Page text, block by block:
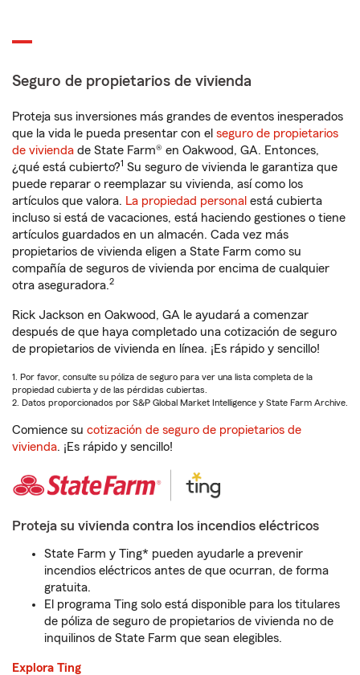
Seguro de propietarios de vivienda
Proteja sus inversiones más grandes de eventos inesperados
que la vida le pueda presentar con el seguro de propietarios
de vivienda de State Farm® en Oakwood, GA. Entonces,
¿qué está cubierto?1 Su seguro de vivienda le garantiza que
puede reparar o reemplazar su vivienda, así como los
artículos que valora. La propiedad personal está cubierta
incluso si está de vacaciones, está haciendo gestiones o tiene
artículos guardados en un almacén. Cada vez más
propietarios de vivienda eligen a State Farm como su
compañía de seguros de vivienda por encima de cualquier
otra aseguradora.2
Rick Jackson en Oakwood, GA le ayudará a comenzar
después de que haya completado una cotización de seguro
de propietarios de vivienda en línea. ¡Es rápido y sencillo!
1. Por favor, consulte su póliza de seguro para ver una lista completa de la
propiedad cubierta y de las pérdidas cubiertas.
2. Datos proporcionados por S&P Global Market Intelligence y State Farm Archive.
Comience su cotización de seguro de propietarios de
vivienda. ¡Es rápido y sencillo!
Proteja su vivienda contra los incendios eléctricos
State Farm y Ting* pueden ayudarle a prevenir
incendios eléctricos antes de que ocurran, de forma
gratuita.
El programa Ting solo está disponible para los titulares
de póliza de seguro de propietarios de vivienda no de
inquilinos de State Farm que sean elegibles.
Explora Ting